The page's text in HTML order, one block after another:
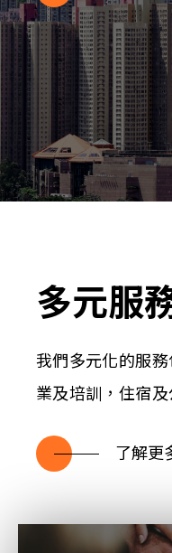
多元服
我們多元化的服
業及培訓，住宿
了解更